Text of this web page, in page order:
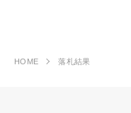
HOME 落札結果